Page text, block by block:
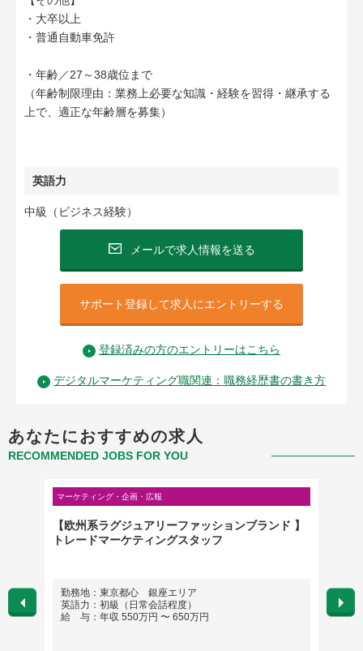
・大卒以上
・普通自動車免許
・年齢／27～38歳位まで
（年齢制限理由：業務上必要な知識・経験を習得・継承する
上で、適正な年齢層を募集）
英語力
中級（ビジネス経験）
メールで求人情報を送る
サポート登録して求人にエントリーする
登録済みの方のエントリーはこちら
デジタルマーケティング職関連：職務経歴書の書き方
あなたにおすすめの求人
RECOMMENDED JOBS FOR YOU
マーケティング・企画・広報
【欧州系ラグジュアリーファッションブランド 】
トレードマーケティングスタッフ
勤務地：東京都心 銀座エリア
英語力：初級（日常会話程度）
給 与：年収 550万円 〜 650万円
勤務
英語
給 与